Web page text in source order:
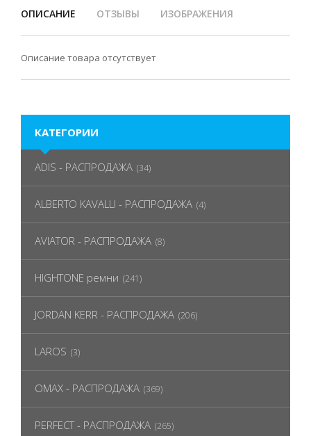
ОПИСАНИЕ ОТЗЫВЫ ИЗОБРАЖЕНИЯ
Описание товара отсутствует
КАТЕГОРИИ
ADIS - РАСПРОДАЖА (34)
ALBERTO KAVALLI - РАСПРОДАЖА (4)
AVIATOR - РАСПРОДАЖА (8)
HIGHTONE ремни (241)
JORDAN KERR - РАСПРОДАЖА (206)
LAROS (3)
OMAX - РАСПРОДАЖА (369)
PERFECT - РАСПРОДАЖА (265)